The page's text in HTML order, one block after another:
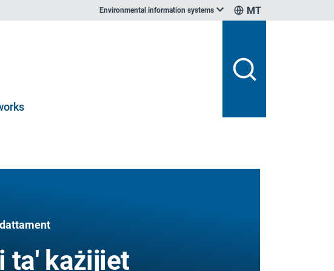
Environmental information systems MT
ta' każijiet